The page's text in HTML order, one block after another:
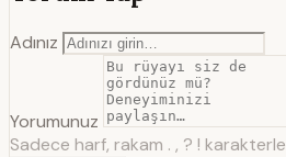
Adınız
Yorumunuz
Sadece harf, rakam . , ? !